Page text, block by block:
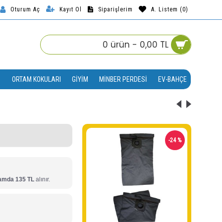
Oturum Aç Kayıt Ol Siparişlerim A. Listem (0)
0 ürün - 0,00 TL
ORTAM KOKULARI GIYIM MINBER PERDESI EV-BAHÇE
-24 %
135 TL alınır.